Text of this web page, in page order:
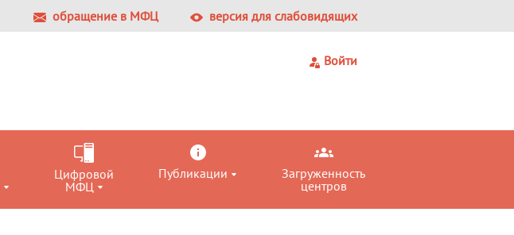
обращение в МФЦ версия для слабовидящих
Войти
Цифровой
МФЦ
Публикации
Загруженность
центров